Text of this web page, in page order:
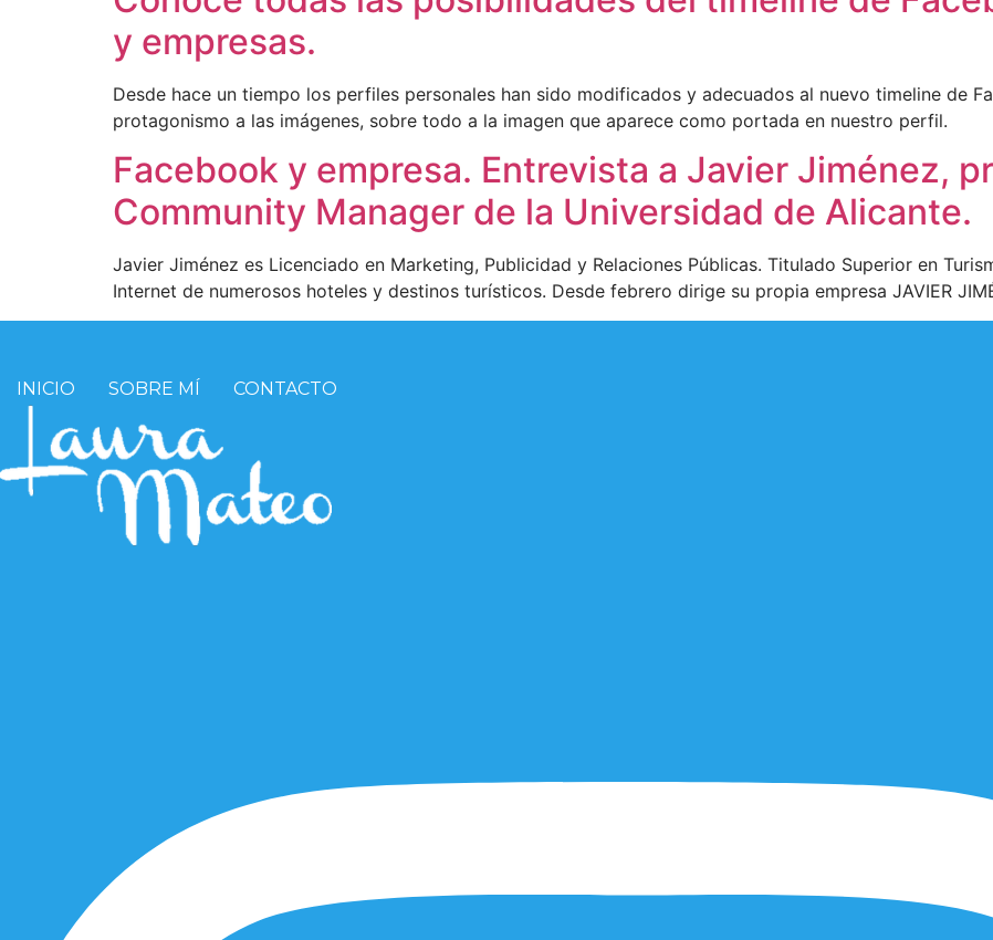
y empresas.
Desde hace un tiempo los perfiles personales han sido modificados y adecuados al nuevo timeline de
protagonismo a las imágenes, sobre todo a la imagen que aparece como portada en nuestro perfil.
Facebook y empresa. Entrevista a Javier Jiménez,
Community Manager de la Universidad de Alicante.
Javier Jiménez es Licenciado en Marketing, Publicidad y Relaciones Públicas. Titulado Superior en
Internet de numerosos hoteles y destinos turísticos. Desde febrero dirige su propia empresa JAVIER
INICIO SOBRE MÍ CONTACTO